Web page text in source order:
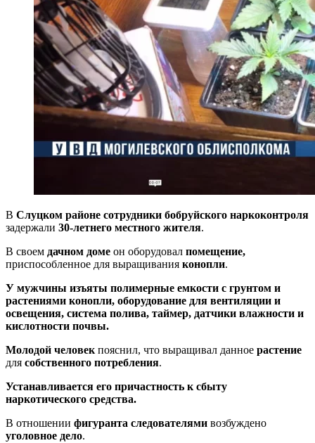
В Слуцком районе сотрудники бобруйского наркоконтроля
задержали 30-летнего местного жителя.
В своем дачном доме он оборудовал помещение,
приспособленное для выращивания конопли.
У мужчины изъяты полимерные емкости с грунтом и
растениями конопли, оборудование для вентиляции и
освещения, система полива, таймер, датчики влажности и
кислотности почвы.
Молодой человек пояснил, что выращивал данное растение
для собственного потребления.
Устанавливается его причастность к сбыту
наркотического средства.
В отношении фигуранта следователями возбуждено
уголовное дело.